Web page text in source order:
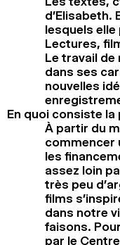
d’Elisabeth.
lesquels
Lectures,
Le travail
dans ses
nouvelles
En quoi consiste la
À partir du
commencer
les
assez loin
très peu
films
dans notre
faisons.
par le